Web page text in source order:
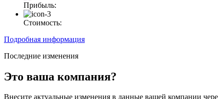
Прибыль:
Стоимость:
Подробная информация
Последние изменения
Это ваша компания?
Внесите актуальные изменения в данные вашей компании